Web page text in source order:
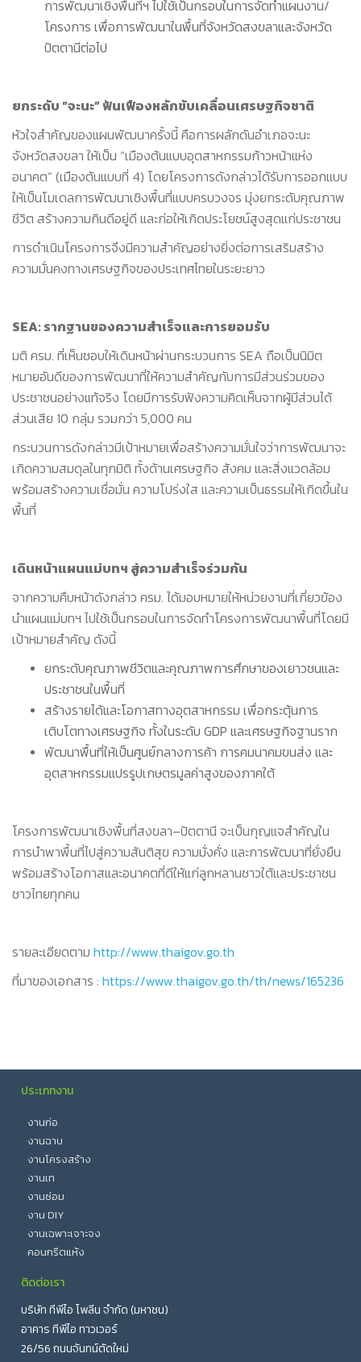
การพัฒนาเชิงพื้นที่ฯ ไปใช้เป็นกรอบในการจัดทำแผนงาน/
โครงการ เพื่อการพัฒนาในพื้นที่จังหวัดสงขลาและจังหวัด
ปัตตานีต่อไป
ยกระดับ “จะนะ” ฟันเฟืองหลักขับเคลื่อนเศรษฐกิจชาติ
หัวใจสำคัญของแผนพัฒนาครั้งนี้ คือการผลักดันอำเภอจะนะ
จังหวัดสงขลา ให้เป็น “เมืองต้นแบบอุตสาหกรรมก้าวหน้าแห่ง
อนาคต” (เมืองต้นแบบที่ 4) โดยโครงการดังกล่าวได้รับการออกแบบ
ให้เป็นโมเดลการพัฒนาเชิงพื้นที่แบบครบวงจร มุ่งยกระดับคุณภาพ
ชีวิต สร้างความกินดีอยู่ดี และก่อให้เกิดประโยชน์สูงสุดแก่ประชาชน
การดำเนินโครงการจึงมีความสำคัญอย่างยิ่งต่อการเสริมสร้าง
ความมั่นคงทางเศรษฐกิจของประเทศไทยในระยะยาว
SEA: รากฐานของความสำเร็จและการยอมรับ
มติ ครม. ที่เห็นชอบให้เดินหน้าผ่านกระบวนการ SEA ถือเป็นนิมิต
หมายอันดีของการพัฒนาที่ให้ความสำคัญกับการมีส่วนร่วมของ
ประชาชนอย่างแท้จริง โดยมีการรับฟังความคิดเห็นจากผู้มีส่วนได้
ส่วนเสีย 10 กลุ่ม รวมกว่า 5,000 คน
กระบวนการดังกล่าวมีเป้าหมายเพื่อสร้างความมั่นใจว่าการพัฒนาจะ
เกิดความสมดุลในทุกมิติ ทั้งด้านเศรษฐกิจ สังคม และสิ่งแวดล้อม
พร้อมสร้างความเชื่อมั่น ความโปร่งใส และความเป็นธรรมให้เกิดขึ้นใน
พื้นที่
เดินหน้าแผนแม่บทฯ สู่ความสำเร็จร่วมกัน
จากความคืบหน้าดังกล่าว ครม. ได้มอบหมายให้หน่วยงานที่เกี่ยวข้อง
นำแผนแม่บทฯ ไปใช้เป็นกรอบในการจัดทำโครงการพัฒนาพื้นที่โดยมี
เป้าหมายสำคัญ ดังนี้
ยกระดับคุณภาพชีวิตและคุณภาพการศึกษาของเยาวชนและ
ประชาชนในพื้นที่
สร้างรายได้และโอกาสทางอุตสาหกรรม เพื่อกระตุ้นการ
เติบโตทางเศรษฐกิจ ทั้งในระดับ GDP และเศรษฐกิจฐานราก
พัฒนาพื้นที่ให้เป็นศูนย์กลางการค้า การคมนาคมขนส่ง และ
อุตสาหกรรมแปรรูปเกษตรมูลค่าสูงของภาคใต้
โครงการพัฒนาเชิงพื้นที่สงขลา–ปัตตานี จะเป็นกุญแจสำคัญใน
การนำพาพื้นที่ไปสู่ความสันติสุข ความมั่งคั่ง และการพัฒนาที่ยั่งยืน
พร้อมสร้างโอกาสและอนาคตที่ดีให้แก่ลูกหลานชาวใต้และประชาชน
ชาวไทยทุกคน
รายละเอียดตาม http://www.thaigov.go.th
ที่มาของเอกสาร : https://www.thaigov.go.th/th/news/165236
ประเภทงาน
งานก่อ
งานฉาบ
งานโครงสร้าง
งานเท
งานซ่อม
งาน DIY
งานเฉพาะเจาะจง
คอนกรีตแห้ง
ติดต่อเรา
บริษัท ทีพีไอ โพลีน จำกัด (มหาชน)
อาคาร ทีพีไอ ทาวเวอร์
26/56 ถนนจันทน์ตัดใหม่